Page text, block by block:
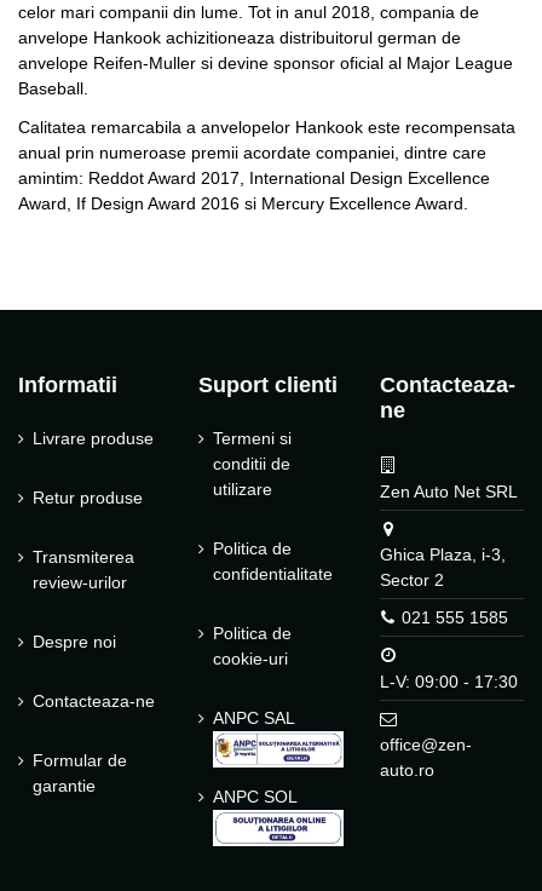
celor mari companii din lume. Tot in anul 2018, compania de
anvelope Hankook achizitioneaza distribuitorul german de
anvelope Reifen-Muller si devine sponsor oficial al Major League
Baseball.
Calitatea remarcabila a anvelopelor Hankook este recompensata
anual prin numeroase premii acordate companiei, dintre care
amintim: Reddot Award 2017, International Design Excellence
Award, If Design Award 2016 si Mercury Excellence Award.
Informatii
Livrare produse
Retur produse
Transmiterea
review-urilor
Despre noi
Contacteaza-ne
Formular de
garantie
Suport clienti
Termeni si
conditii de
utilizare
Politica de
confidentialitate
Politica de
cookie-uri
ANPC SAL
ANPC SOL
Contacteaza-
ne
Zen Auto Net SRL
Ghica Plaza, i-3,
Sector 2
021 555 1585
L-V: 09:00 - 17:30
office@zen-
auto.ro